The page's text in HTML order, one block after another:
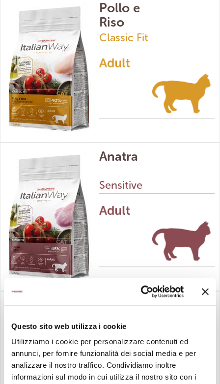
Questo sito web utilizza i cookie
Utilizziamo i cookie per personalizzare contenuti ed
annunci, per fornire funzionalità dei social media e per
analizzare il nostro traffico. Condividiamo inoltre
informazioni sul modo in cui utilizza il nostro sito con i
Pollo e
Riso
Classic Fit
Anatra
Sensitive
Salmone e
Aringhe